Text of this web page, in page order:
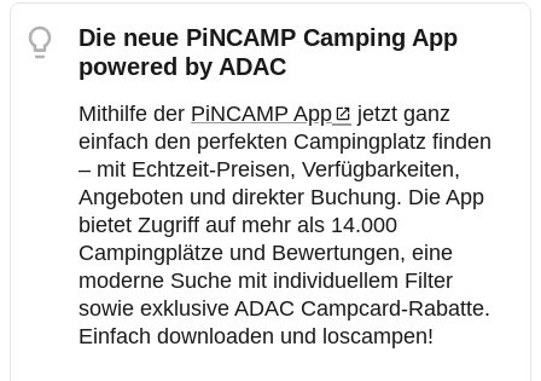
Die neue PiNCAMP Camping App
powered by ADAC
Mithilfe der PiNCAMP App
jetzt ganz
einfach den perfekten Campingplatz finden
– mit Echtzeit‑Preisen, Verfügbarkeiten,
Angeboten und direkter Buchung. Die App
bietet Zugriff auf mehr als 14.000
Campingplätze und Bewertungen, eine
moderne Suche mit individuellem Filter
sowie exklusive ADAC Campcard-Rabatte.
Einfach downloaden und loscampen!